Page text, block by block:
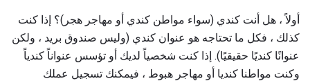
أولاً ، هل أنت كندي (سواء مواطن كندي أو مهاجر هجر)؟ إذا كنت
كذلك ، فكل ما تحتاجه هو عنوان كندي (وليس صندوق بريد ، ولكن
عنوانًا كنديًا حقيقيًا). إذا كنت شخصياً لديك أو تؤسس عنواناً كندياً
وكنت مواطنا كنديا أو مهاجر هبوط ، فيمكنك تسجيل عملك